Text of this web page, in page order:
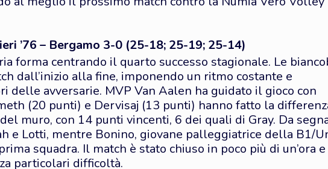
’76 – Bergamo 3-0 (25-18; 25-19; 25-14)
forma centrando il quarto successo stagionale. Le
dall’inizio alla fine, imponendo un ritmo costante e
delle avversarie. MVP Van Aalen ha guidato il gioco con
(20 punti) e Dervisaj (13 punti) hanno fatto la
muro, con 14 punti vincenti, 6 dei quali di Gray. Da
e Lotti, mentre Bonino, giovane palleggiatrice della B1/
squadra. Il match è stato chiuso in poco più di un’ora
particolari difficoltà.